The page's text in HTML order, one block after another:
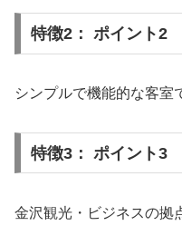
特徴2： ポイント2
シンプルで機能的な客室
特徴3： ポイント3
金沢観光・ビジネスの拠